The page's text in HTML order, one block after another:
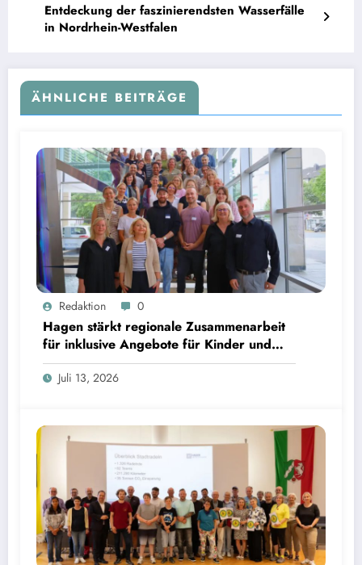
Entdeckung der faszinierendsten Wasserfälle
in Nordrhein-Westfalen
ÄHNLICHE BEITRÄGE
Redaktion 0
Hagen stärkt regionale Zusammenarbeit
für inklusive Angebote für Kinder und
Jugendliche
Juli 13, 2026